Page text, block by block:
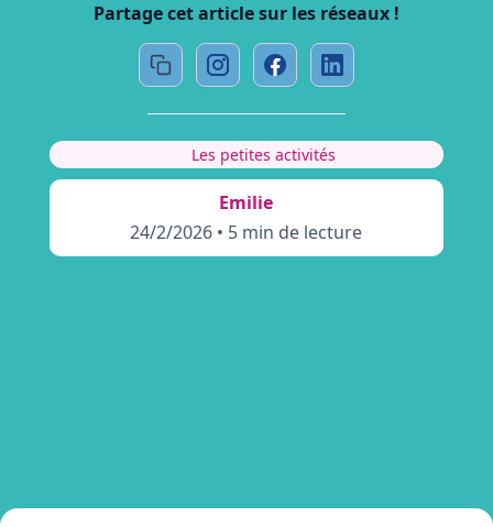
Partage cet article sur les réseaux !
Les petites activités
Emilie
24/2/2026 • 5 min de lecture